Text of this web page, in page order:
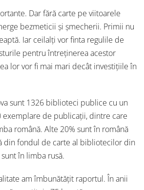
Dar fără carte pe viitoarele
bezmeticii și șmecherii. Primii nu
Iar ceilalți vor finta regulile de
pentru întreținerea acestor
lor vor fi mai mari decât investițiile în
sunt 1326 biblioteci publice cu un
exemplare de publicații, dintre care
română. Alte 20% sunt în română
din fondul de carte al bibliotecilor din
în limba rusă.
am îmbunătățit raportul. În anii